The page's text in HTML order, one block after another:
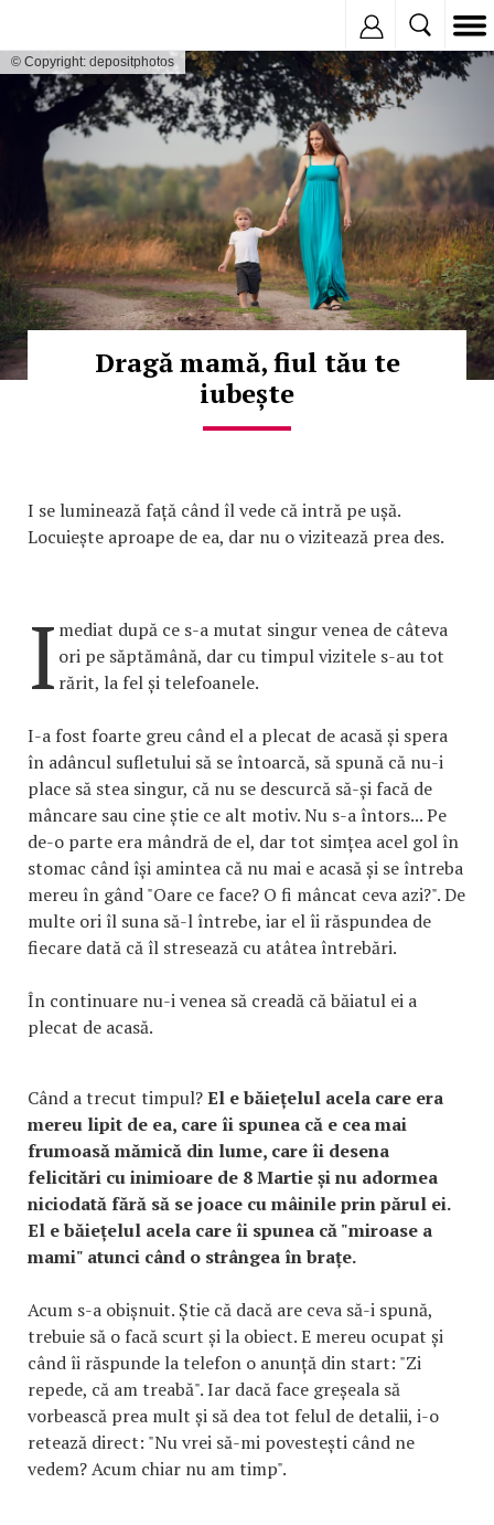
© Copyright: depositphotos
Dragă mamă, fiul tău te
iubește
I se luminează față când îl vede că intră pe ușă.
Locuiește aproape de ea, dar nu o vizitează prea des.
I mediat după ce s-a mutat singur venea de câteva
ori pe săptămână, dar cu timpul vizitele s-au tot
rărit, la fel și telefoanele.
I-a fost foarte greu când el a plecat de acasă și spera
în adâncul sufletului să se întoarcă, să spună că nu-i
place să stea singur, că nu se descurcă să-și facă de
mâncare sau cine știe ce alt motiv. Nu s-a întors... Pe
de-o parte era mândră de el, dar tot simțea acel gol în
stomac când își amintea că nu mai e acasă și se întreba
mereu în gând "Oare ce face? O fi mâncat ceva azi?". De
multe ori îl suna să-l întrebe, iar el îi răspundea de
fiecare dată că îl stresează cu atâtea întrebări.
În continuare nu-i venea să creadă că băiatul ei a
plecat de acasă.
Când a trecut timpul?El e băiețelul acela care era
mereu lipit de ea, care îi spunea că e cea mai
frumoasă mămică din lume, care îi desena
felicitări cu inimioare de 8 Martie și nu adormea
niciodată fără să se joace cu mâinile prin părul ei.
El e băiețelul acela care îi spunea că "miroase a
mami" atunci când o strângea în brațe.
Acum s-a obișnuit. Știe că dacă are ceva să-i spună,
trebuie să o facă scurt și la obiect. E mereu ocupat și
când îi răspunde la telefon o anunță din start: "Zi
repede, că am treabă". Iar dacă face greșeala să
vorbească prea mult și să dea tot felul de detalii, i-o
retează direct: "Nu vrei să-mi povestești când ne
vedem? Acum chiar nu am timp".